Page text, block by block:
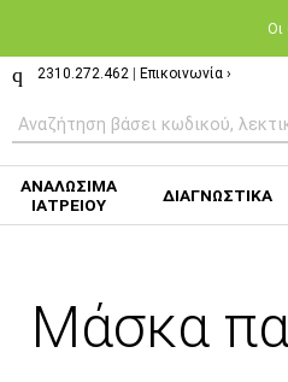
2310.272.462 Επικοινωνία ›
ΑΝΑΛΩΣΙΜΑ
ΙΑΤΡΕΙΟΥ
ΔΙΑΓΝΩΣΤΙΚΑ
Μάσκα